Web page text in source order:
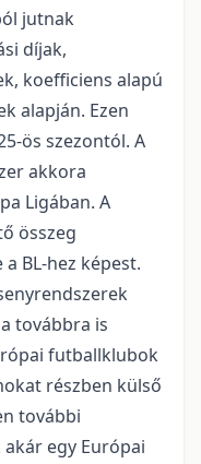
jutnak
díjak,
koefficiens alapú
alapján. Ezen
ös szezontól. A
akkora
Ligában. A
összeg
BL-hez képest.
továbbra is
futballklubok
részben külső
további
egy Európai